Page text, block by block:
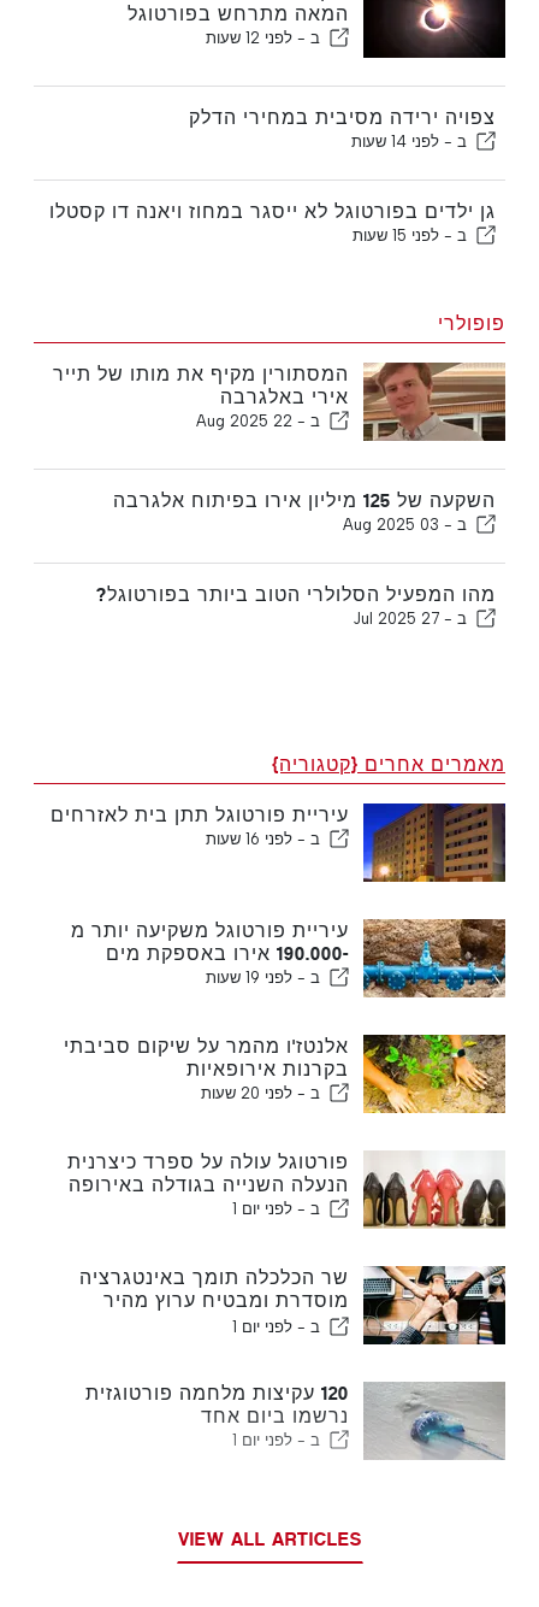
המאה מתרחש בפורטוגל
ב - לפני 12 שעות
צפויה ירידה מסיבית במחירי הדלק
ב - לפני 14 שעות
גן ילדים בפורטוגל לא ייסגר במחוז ויאנה דו קסטלו
ב - לפני 15 שעות
פופולרי
המסתורין מקיף את מותו של תייר
אירי באלגרבה
ב - 22 Aug 2025
השקעה של 125 מיליון אירו בפיתוח אלגרבה
ב - 03 Aug 2025
מהו המפעיל הסלולרי הטוב ביותר בפורטוגל?
ב - 27 Jul 2025
מאמרים אחרים {קטגוריה}
עיריית פורטוגל תתן בית לאזרחים
ב - לפני 16 שעות
עיריית פורטוגל משקיעה יותר מ
-190.000 אירו באספקת מים
ב - לפני 19 שעות
אלנטז'ו מהמר על שיקום סביבתי
בקרנות אירופאיות
ב - לפני 20 שעות
פורטוגל עולה על ספרד כיצרנית
הנעלה השנייה בגודלה באירופה
ב - לפני יום 1
שר הכלכלה תומך באינטגרציה
מוסדרת ומבטיח ערוץ מהיר
לעולים
ב - לפני יום 1
120 עקיצות מלחמה פורטוגזית
נרשמו ביום אחד
ב - לפני יום 1
VIEW ALL ARTICLES